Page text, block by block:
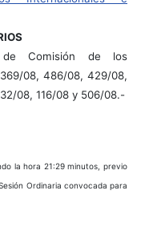
Comisión de los
08, 486/08, 429/08,
08, 116/08 y 506/08.-
la hora 21:29 minutos, previo
Ordinaria convocada para